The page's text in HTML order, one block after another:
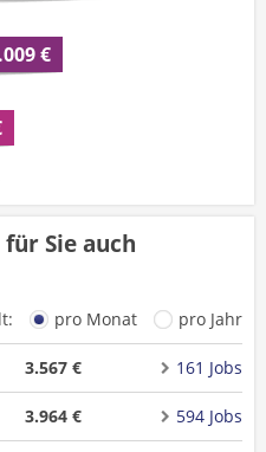
€
Sie auch
pro Monat pro Jahr
3.567 € 161 Jobs
3.964 € 594 Jobs